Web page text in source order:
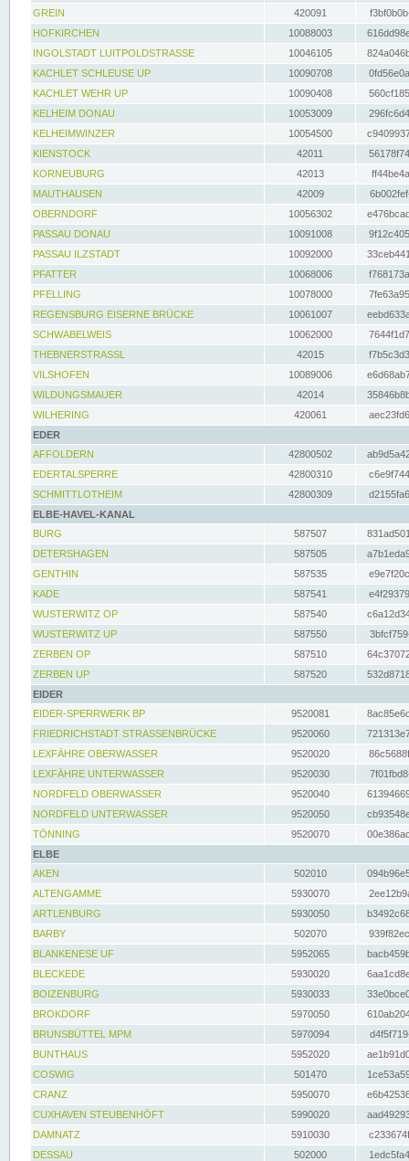
GREIN
420091
HOFKIRCHEN
10088003
INGOLSTADT LUITPOLDSTRASSE
10046105
KACHLET SCHLEUSE UP
10090708
KACHLET WEHR UP
10090408
KELHEIM DONAU
10053009
KELHEIMWINZER
10054500
KIENSTOCK
42011
KORNEUBURG
42013
MAUTHAUSEN
42009
OBERNDORF
10056302
PASSAU DONAU
10091008
PASSAU ILZSTADT
10092000
PFATTER
10068006
PFELLING
10078000
REGENSBURG EISERNE BRÜCKE
10061007
SCHWABELWEIS
10062000
THEBNERSTRASSL
42015
VILSHOFEN
10089006
WILDUNGSMAUER
42014
WILHERING
420061
EDER
AFFOLDERN
42800502
EDERTALSPERRE
42800310
SCHMITTLOTHEIM
42800309
ELBE-HAVEL-KANAL
BURG
587507
DETERSHAGEN
587505
GENTHIN
587535
KADE
587541
WUSTERWITZ OP
587540
WUSTERWITZ UP
587550
ZERBEN OP
587510
ZERBEN UP
587520
EIDER
EIDER-SPERRWERK BP
9520081
FRIEDRICHSTADT STRASSENBRÜCKE
9520060
LEXFÄHRE OBERWASSER
9520020
LEXFÄHRE UNTERWASSER
9520030
NORDFELD OBERWASSER
9520040
NORDFELD UNTERWASSER
9520050
TÖNNING
9520070
ELBE
AKEN
502010
ALTENGAMME
5930070
ARTLENBURG
5930050
BARBY
502070
BLANKENESE UF
5952065
BLECKEDE
5930020
BOIZENBURG
5930033
BROKDORF
5970050
BRUNSBÜTTEL MPM
5970094
BUNTHAUS
5952020
COSWIG
501470
CRANZ
5950070
CUXHAVEN STEUBENHÖFT
5990020
DAMNATZ
5910030
DESSAU
502000